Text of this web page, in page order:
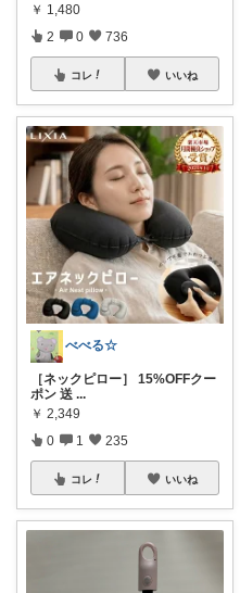
￥ 1,480
2 0 736
コレ いいね
べべる☆
［ネックピロー］ 15%OFFクー
ポン 送 ...
￥ 2,349
0 1 235
コレ いいね